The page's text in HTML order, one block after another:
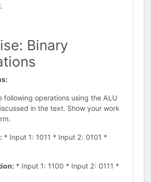
Binary
following operations using the ALU
in the text. Show your work
* Input 1: 1011 * Input 2: 0101 *
* Input 1: 1100 * Input 2: 0111 *